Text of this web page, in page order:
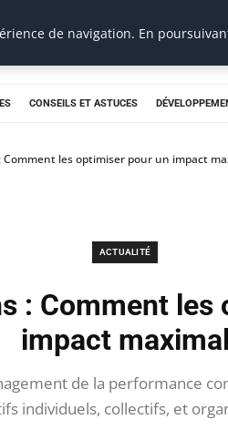
CONSEILS ET ASTUCES
Comment les optimiser pour un impact
ACTUALITÉ
: Comment
impact maximal
de la performance
individuels, collectifs, et
de navigation. En